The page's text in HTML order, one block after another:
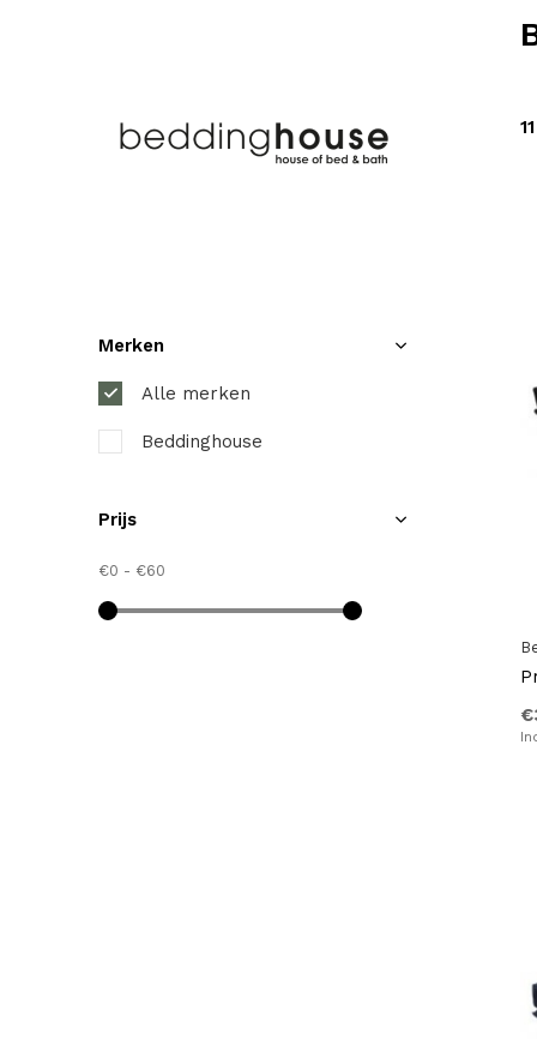
Merken
Alle merken
Beddinghouse
Prijs
€0 - €60